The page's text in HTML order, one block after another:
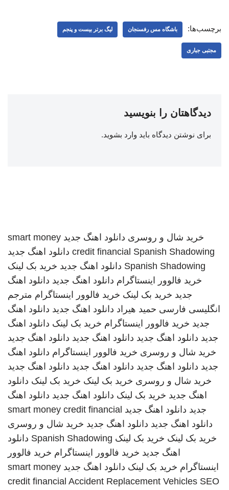
برچسب‌ها: باشگاه مس رفسنجان لیگ برتر بیست و پنجم
مجتبی جباری
دیدگاهتان را بنویسید
برای نوشتن دیدگاه باید وارد بشوید.
خرید شال و روسری دانلود اهنگ جدید smart money
credit financial Spanish Shadowing
دانلود اهنگ جدید
Spanish Shadowing دانلود اهنگ جدید خرید بک لینک
خرید فالوور اینستاگرام دانلود اهنگ جدید دانلود اهنگ
جدید خرید بک لینک خرید فالوور اینستاگرام مترجم
انگلیسی فارسی حمید هیراد دانلود اهنگ جدید دانلود اهنگ
جدید خرید فالوور اینستاگرام خرید بک لینک دانلود اهنگ
جدید دانلود اهنگ جدید دانلود اهنگ جدید دانلود اهنگ جدید
خرید شال و روسری خرید فالوور اینستاگرام دانلود اهنگ
جدید دانلود اهنگ جدید دانلود اهنگ جدید دانلود اهنگ جدید
خرید شال و روسری خرید بک لینک خرید بک لینک دانلود
اهنگ جدید خرید بک لینک دانلود اهنگ جدید دانلود اهنگ
جدید دانلود اهنگ جدید smart money credit financial
دانلود اهنگ جدید دانلود اهنگ جدید خرید شال و روسری
خرید بک لینک خرید بک لینک Spanish Shadowing دانلود
اهنگ جدید خرید فالوور اینستاگرام خرید فالوور
اینستاگرام خرید بک لینک دانلود اهنگ جدید smart money
credit financial Accident Replacement Vehicles SEO